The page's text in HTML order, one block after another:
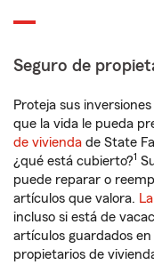
Seguro de
Proteja sus
que la vida le pueda
de vivienda de State
¿qué está cubierto?1
puede reparar o
artículos que valora.
incluso si está de
artículos guardados
propietarios de